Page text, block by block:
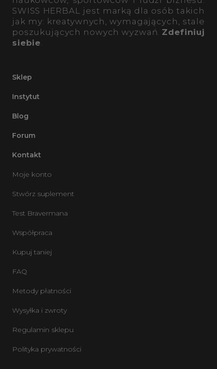
SWISS HERBAL jest marką dla osób takich
jak my: kreatywnych, wymagających, stale
poszukujących nowych wyzwań. Zdefiniuj
siebie.
Sklep
Instytut
Blog
Forum
Kontakt
Moje konto
Stwórz suplement
Test Bravermana
Współpraca
Kupuj taniej
FAQ
Metody płatności
Wysyłka i zwroty
Regulamin sklepu
Polityka prywatności